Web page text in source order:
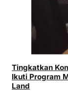
Tingkatkan
Ikuti Program
Land